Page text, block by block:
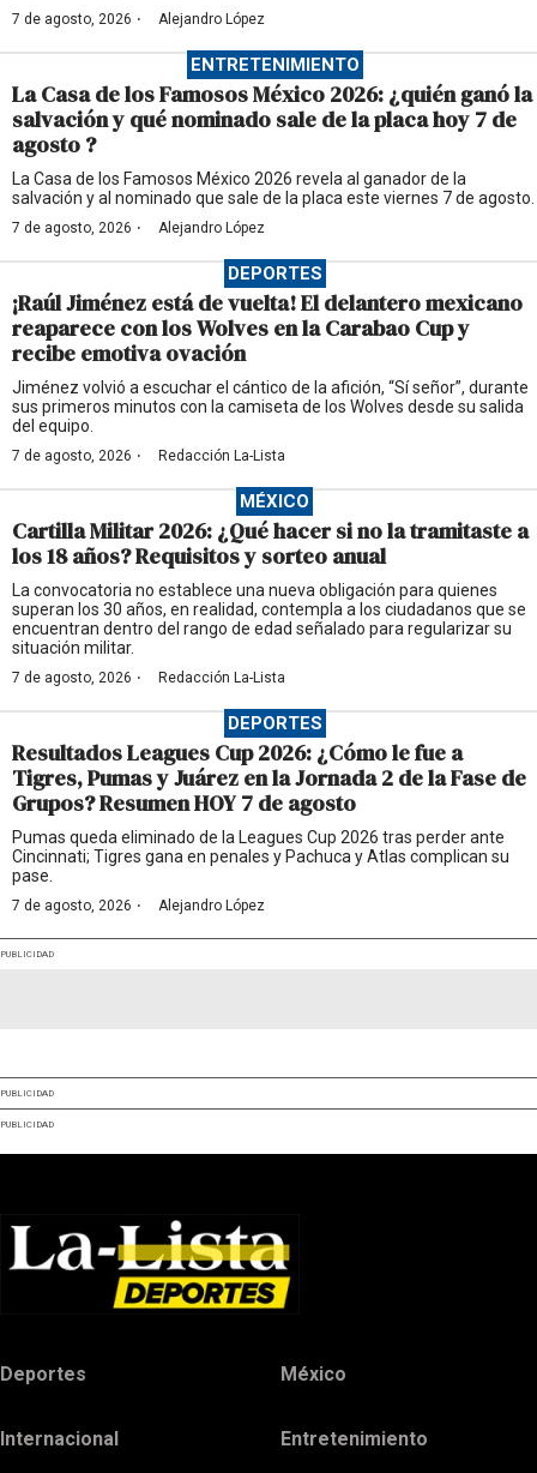
7 de agosto, 2026 · Alejandro López
ENTRETENIMIENTO
La Casa de los Famosos México 2026: ¿quién ganó la
salvación y qué nominado sale de la placa hoy 7 de
agosto ?
La Casa de los Famosos México 2026 revela al ganador de la
salvación y al nominado que sale de la placa este viernes 7 de agosto.
7 de agosto, 2026 · Alejandro López
DEPORTES
¡Raúl Jiménez está de vuelta! El delantero mexicano
reaparece con los Wolves en la Carabao Cup y
recibe emotiva ovación
Jiménez volvió a escuchar el cántico de la afición, “Sí señor”, durante
sus primeros minutos con la camiseta de los Wolves desde su salida
del equipo.
7 de agosto, 2026 · Redacción La-Lista
MÉXICO
Cartilla Militar 2026: ¿Qué hacer si no la tramitaste a
los 18 años? Requisitos y sorteo anual
La convocatoria no establece una nueva obligación para quienes
superan los 30 años, en realidad, contempla a los ciudadanos que se
encuentran dentro del rango de edad señalado para regularizar su
situación militar.
7 de agosto, 2026 · Redacción La-Lista
DEPORTES
Resultados Leagues Cup 2026: ¿Cómo le fue a
Tigres, Pumas y Juárez en la Jornada 2 de la Fase de
Grupos? Resumen HOY 7 de agosto
Pumas queda eliminado de la Leagues Cup 2026 tras perder ante
Cincinnati; Tigres gana en penales y Pachuca y Atlas complican su
pase.
7 de agosto, 2026 · Alejandro López
PUBLICIDAD
PUBLICIDAD
PUBLICIDAD
Deportes México
Internacional Entretenimiento